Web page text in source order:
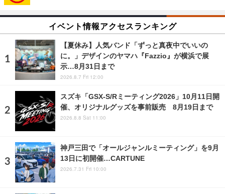
イベント情報アクセスランキング
【夏休み】人気バンド「ずっと真夜中でいいの
に。」デザインのヤマハ『Fazzio』が横浜で展
示…8月31日まで
2026.8.7 Fri 12:00
スズキ「GSX-S/Rミーティング2026」10月11日開
催、オリジナルグッズを事前販売 8月19日まで
2026.8.8 Sat 11:00
神戸三田で「オールジャンルミーティング」を9月
13日に初開催…CARTUNE
2026.7.31 Fri 10:00